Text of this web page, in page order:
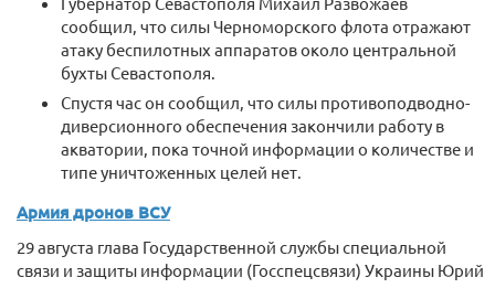
сообщил, что силы Черноморского флота отражают
атаку беспилотных аппаратов около центральной
бухты Севастополя.
Спустя час он сообщил, что силы противоподводно-
диверсионного обеспечения закончили работу в
акватории, пока точной информации о количестве и
типе уничтоженных целей нет.
Армия дронов ВСУ
29 августа глава Государственной службы специальной
связи и защиты информации (Госспецсвязи) Украины Юрий